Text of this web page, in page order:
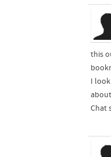
this
I
Chat